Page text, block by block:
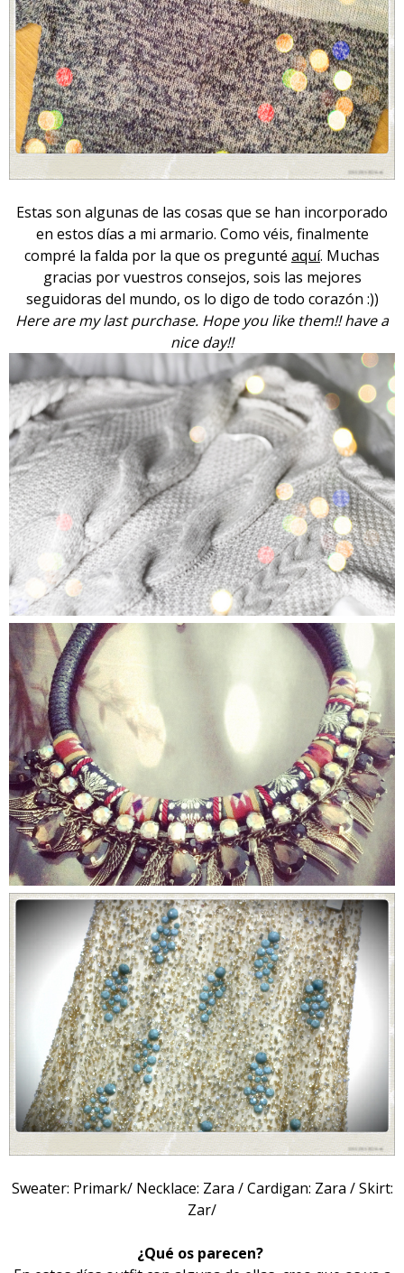
Estas son algunas de las cosas que se han incorporado
en estos días a mi armario. Como véis, finalmente
compré la falda por la que os pregunté aquí. Muchas
gracias por vuestros consejos, sois las mejores
seguidoras del mundo, os lo digo de todo corazón :))
Here are my last purchase. Hope you like them!! have a
nice day!!
Sweater: Primark/ Necklace: Zara / Cardigan: Zara / Skirt:
Zar/
¿Qué os parecen?